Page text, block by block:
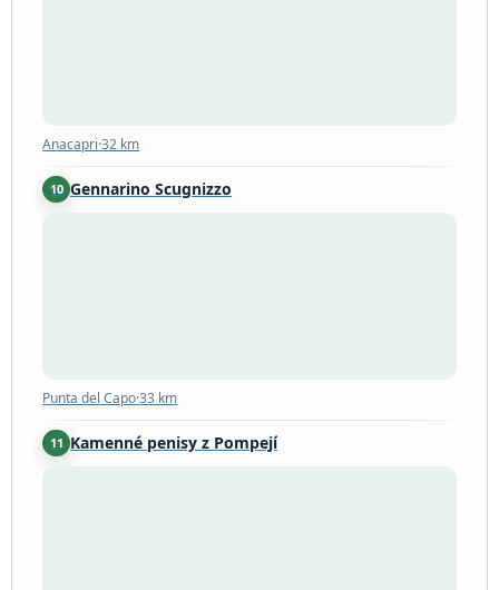
Anacapri·32 km
10 Gennarino Scugnizzo
Punta del Capo·33 km
11 Kamenné penisy z Pompejí